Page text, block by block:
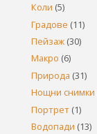
Коли (5)
Градове (11)
Пейзаж (30)
Макро (6)
Природа (31)
Нощни снимки
Портрет (1)
Водопади (13)